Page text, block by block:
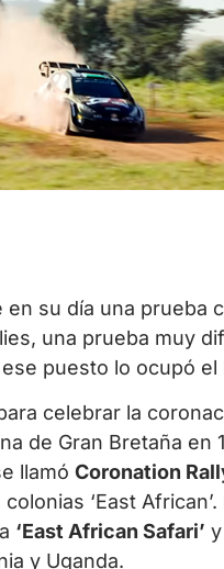
en su día una prueba
una prueba muy
puesto lo ocupó el
celebrar la
de Gran Bretaña en
llamó Coronation
‘East African’.
‘East African Safari’
y Uganda.